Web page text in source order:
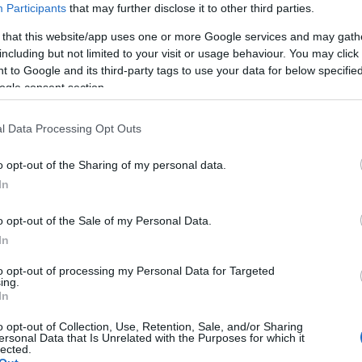
Participants that may further disclose it to other third parties.
that this website/app uses one or more Google services and may
but not limited to your visit or usage behaviour. You may
to Google and its third-party tags to use your data for below
consent section.
Data Processing Opt Outs
opt-out of the Sharing of my personal data.
opt-out of the Sale of my Personal Data.
opt-out of processing my Personal Data for Targeted
opt-out of Collection, Use, Retention, Sale, and/or Sharing
Data that Is Unrelated with the Purposes for which it
un projecte on necessitava gestionar algunes
correctes existien a l'entorn de prova, al meu
de Contoso de Microsoft, de manera que les
vaig descobrir que al Dynamics 365 FO només es pot
la documentació, es pot posar l'entorn en aquest mode
disponible.
vaig descobrir que la manera més ràpida per a un
actualització directament al servidor SQL, concretament
executeu aquesta consulta:
no està habilitat actualment.
està activat actualment.